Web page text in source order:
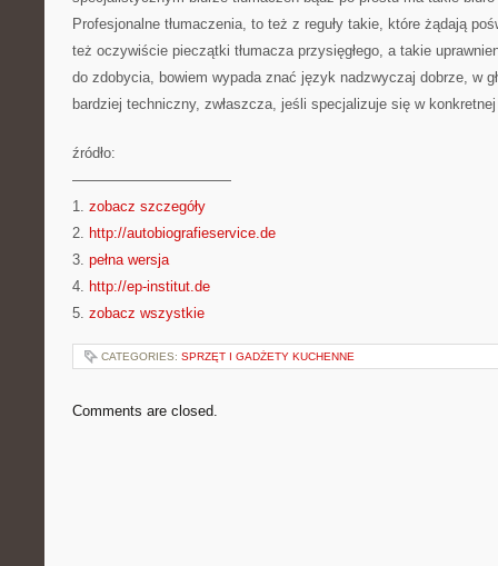
Profesjonalne tłumaczenia, to też z reguły takie, które żądają
też oczywiście pieczątki tłumacza przysięgłego, a takie
do zdobycia, bowiem wypada znać język nadzwyczaj dobrze, w
bardziej techniczny, zwłaszcza, jeśli specjalizuje się w
źródło:
———————————
1. zobacz szczegóły
2. http://autobiografieservice.de
3. pełna wersja
4. http://ep-institut.de
5. zobacz wszystkie
CATEGORIES: SPRZĘT I GADŻETY KUCHENNE
Comments are closed.